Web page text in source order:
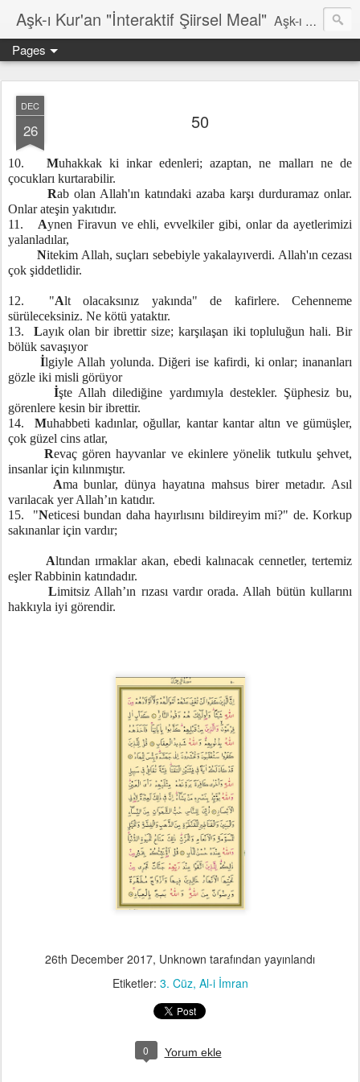
Aşk-ı Kur'an "İnteraktif Şiirsel Meal" Aşk-ı Kur'an; Orjinali, devrin tüm şiirlerini ortadan kaldırıp, kendine özgün şiirsel ahengiyle, tahta oturan Kur'an'ı Kerim'dir. Bu çalışma ise şiir tadında, ama şiir olduğu iddaa edilmeyen özgün bir mealidir. Şiir, şairin kendine göre hissettiği, şiir okuyucunun da kendine göre haz aldığı özgün bir duygusal bütünlüktür. İnteraktif Kuran'ı Kerim Meali, işiten herkese kendine has ruhsal bir bütünlük verir.
Pages
DEC
26 50
10. Muhakkak ki inkar edenleri; azaptan, ne malları ne de
çocukları kurtarabilir.
Rab olan Allah'ın katındaki azaba karşı durduramaz onlar.
Onlar ateşin yakıtıdır.
11. Aynen Firavun ve ehli, evvelkiler gibi, onlar da ayetlerimizi
yalanladılar,
Nitekim Allah, suçları sebebiyle yakalayıverdi. Allah'ın cezası
çok şiddetlidir.
12. "Alt olacaksınız yakında" de kafirlere. Cehenneme
sürüleceksiniz. Ne kötü yataktır.
13. Layık olan bir ibrettir size; karşılaşan iki topluluğun hali. Bir
bölük savaşıyor
İlgiyle Allah yolunda. Diğeri ise kafirdi, ki onlar; inananları
gözle iki misli görüyor
İşte Allah dilediğine yardımıyla destekler. Şüphesiz bu,
görenlere kesin bir ibrettir.
14. Muhabbeti kadınlar, oğullar, kantar kantar altın ve gümüşler,
çok güzel cins atlar,
Revaç gören hayvanlar ve ekinlere yönelik tutkulu şehvet,
insanlar için kılınmıştır.
Ama bunlar, dünya hayatına mahsus birer metadır. Asıl
varılacak yer Allah’ın katıdır.
15. "Neticesi bundan daha hayırlısını bildireyim mi?" de. Korkup
sakınanlar için vardır;
Altından ırmaklar akan, ebedi kalınacak cennetler, tertemiz
eşler Rabbinin katındadır.
Limitsiz Allah’ın rızası vardır orada. Allah bütün kullarını
hakkıyla iyi görendir.
26th December 2017, Unknown tarafından yayınlandı
Etiketler: 3. Cüz Al-i İmran
0 Yorum ekle